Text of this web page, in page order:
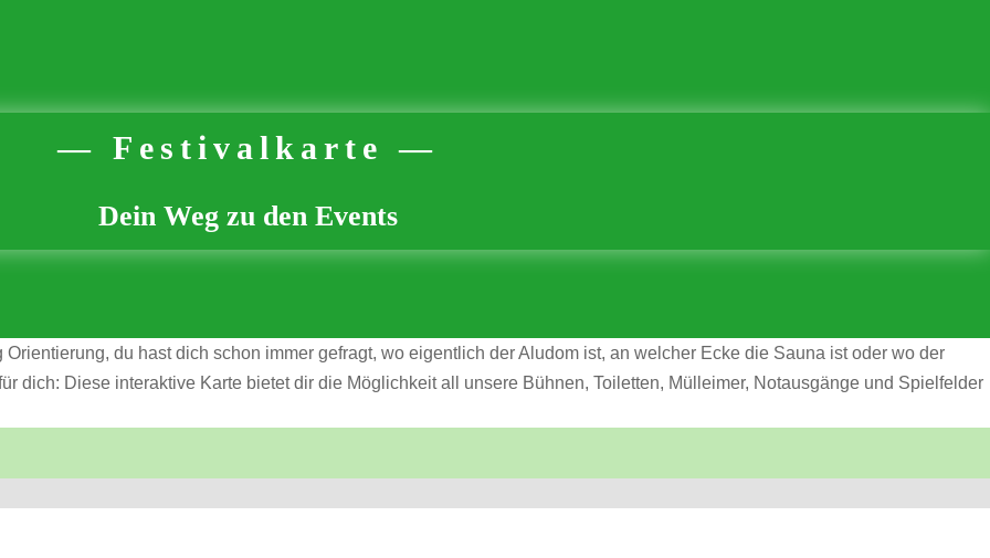
Festivalkarte
Dein Weg zu den Events
du hast dich schon immer gefragt, wo eigentlich der Aludom ist, an welcher Ecke die Sauna ist oder wo der
dich: Diese interaktive Karte bietet dir die Möglichkeit all unsere Bühnen, Toiletten, Mülleimer, Notausgänge und Spielfelder